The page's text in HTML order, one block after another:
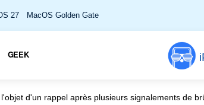
27 MacOS Golden Gate
GEEK
d'un rappel après plusieurs signalements de